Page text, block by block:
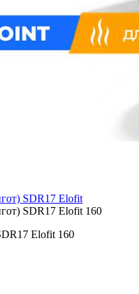
SDR17 Elofit
SDR17 Elofit 160
Elofit 160